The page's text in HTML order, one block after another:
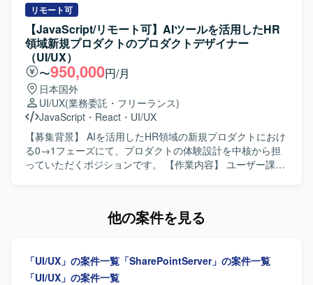
発環境】 ・Figmaを中心としたUIデザインおよびプロトタ
イピング環境を想定しております。 ・v0、Lovable、
Claude Code、Cursor等のAIツールを併用しながらプロト
タイプの作成と検証を行う環境です。
対して演出で体験価値を引き上げる設計が求められるた
め、モバイルアプリのマイクロインタラクションやUIモー
ション設計のスキルを深く磨くことができます。開発メン
バーとの協業を通じて、実装前提を踏まえた現実的かつク
リエイティブな表現提案にも携わっていただけます。 【開
発環境】 Figma、After Effects、Notion、Slackなどのツー
ルを利用して業務を行います。
容】 要件定義フェーズに参画し、仕様理解を踏まえたUI設
計を実施していただきます。ディレクター作成の既存また
は簡易なワイヤーフレームをベースに、ユーザー視点で画
面構成・導線を整理し、UIコンポーネント設計や操作フロ
ーの最適化を行っていただきます。各画面単位でのビジュ
アルデザイン作成、レイアウト設計、配色・UIパーツ設
計、操作性を考慮したインタラクション設計（必要に応じ
て簡易モック作成）を対応していただきます。機能過多・
画面過密状態に対する整理・改善提案や、ユーザビリティ
向上に向けた設計見直しを行い、ディレクター／PMと連携
しながらエンジニア実装を見据えたデザイン仕様をアウト
プットしていただきます。 【求める人物像】 要件が固まり
やすさの両立を意識してデザイン品質を高めていただける
フィットするポジションです。 【ポジションの魅力】 請求
書発行システムという業務基盤となるWebアプリケーショ
リモート可
【JavaScript/リモート可】AIツールを活用したHR
領域新規プロダクトのプロダクトデザイナー
（UI/UX）
〜950,000円/月
日本国外
UI/UX(業務委託・フリーランス)
JavaScript ・ React ・ UI/UX
【募集背景】 AIを活用したHR領域の新規プロダクトにおけ
る0→1フェーズにて、プロダクトの体験設計を中核から担
っていただくポジションです。 【作業内容】 ユーザー課
す。 各種AIツールを活用した動くプロトタイプの作成・検
を行っていただきます。 グロースを見据えたLP、オンボー
ディング、初回・継続利用体験の改善を行っていただきま
他の案件を見る
「UI/UX」の案件一覧 「SharePointServer」の案件一覧
「UI/UX」の案件一覧